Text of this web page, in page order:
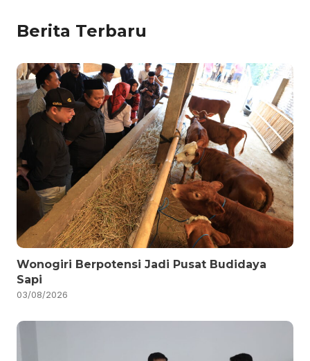
Berita Terbaru
Wonogiri Berpotensi Jadi Pusat Budidaya
Sapi
03/08/2026